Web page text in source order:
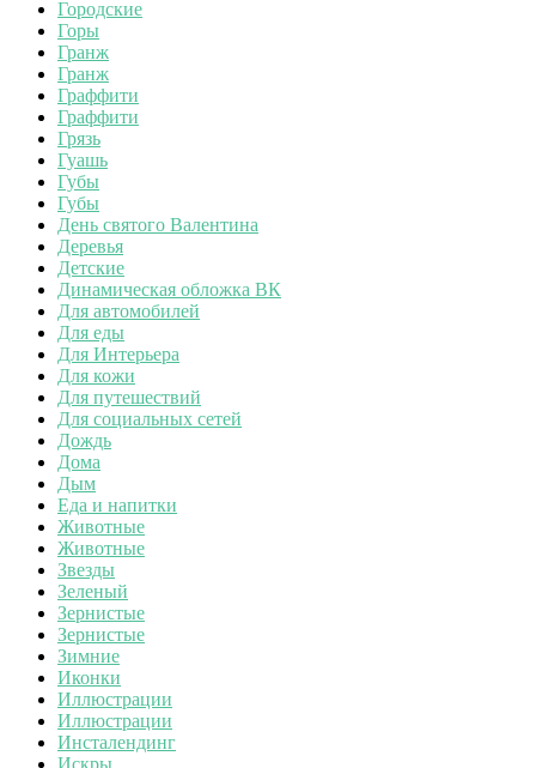
Городские
Горы
Гранж
Гранж
Граффити
Граффити
Грязь
Гуашь
Губы
Губы
День святого Валентина
Деревья
Детские
Динамическая обложка ВК
Для автомобилей
Для еды
Для Интерьера
Для кожи
Для путешествий
Для социальных сетей
Дождь
Дома
Дым
Еда и напитки
Животные
Животные
Звезды
Зеленый
Зернистые
Зернистые
Зимние
Иконки
Иллюстрации
Иллюстрации
Инсталендинг
Искры